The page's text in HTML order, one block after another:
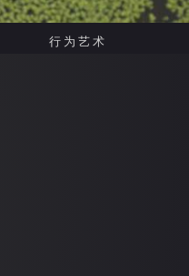
行为艺术